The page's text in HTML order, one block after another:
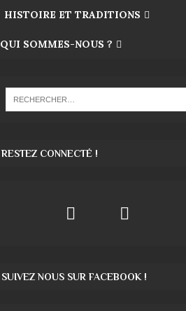
HISTOIRE ET TRADITIONS
QUI SOMMES-NOUS ?
RESTEZ CONNECTÉ !
SUIVEZ NOUS SUR FACEBOOK !